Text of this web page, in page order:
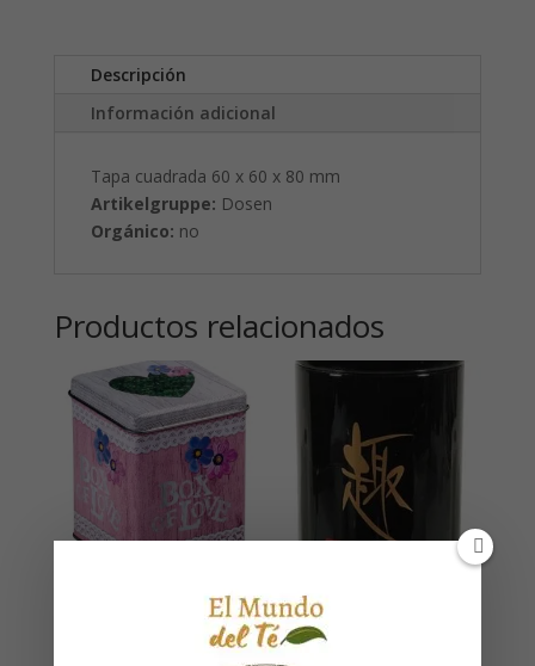
Descripción
Información adicional
Tapa cuadrada 60 x 60 x 80 mm
Artikelgruppe: Dosen
Orgánico: no
Productos relacionados
Box of Love